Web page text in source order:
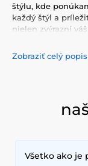
štýlu, kde
každý štýl a
nielen zvýrazní
našej pestrej
poskytnú komfort
ktoré spĺňajú
Zobraziť celý popis
Všetko ako je